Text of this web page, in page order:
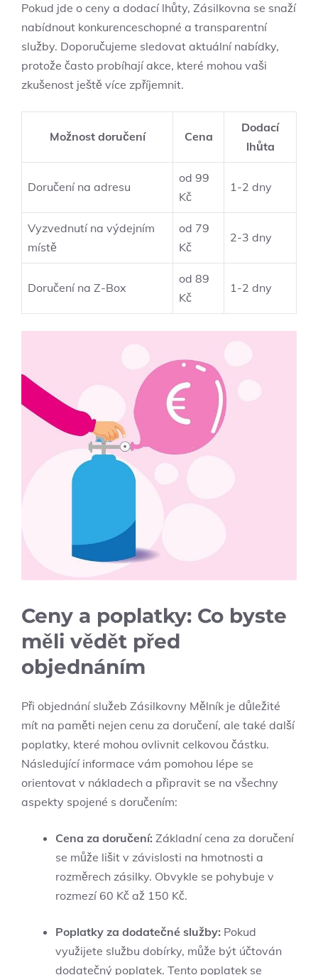
Pokud jde o ceny a dodací lhůty, Zásilkovna se snaží
nabídnout konkurenceschopné a transparentní
služby. Doporučujeme sledovat aktuální nabídky,
protože často probíhají akce, které mohou vaši
zkušenost ještě více zpříjemnit.
Možnost doručení Cena
Dodací
lhůta
Doručení na adresu
od 99
Kč
1-2 dny
Vyzvednutí na výdejním
místě
od 79
Kč
2-3 dny
Doručení na Z-Box
od 89
Kč
1-2 dny
Ceny a poplatky: Co byste
měli vědět před
objednáním
Při objednání služeb Zásilkovny Mělník je důležité
mít na paměti nejen cenu za doručení, ale také další
poplatky, které mohou ovlivnit celkovou částku.
Následující informace vám pomohou lépe se
orientovat v nákladech a připravit se na všechny
aspekty spojené s doručením:
Cena za doručení: Základní cena za doručení
se může lišit v závislosti na hmotnosti a
rozměrech zásilky. Obvykle se pohybuje v
rozmezí 60 Kč až 150 Kč.
Poplatky za dodatečné služby: Pokud
využijete službu dobírky, může být účtován
dodatečný poplatek. Tento poplatek se